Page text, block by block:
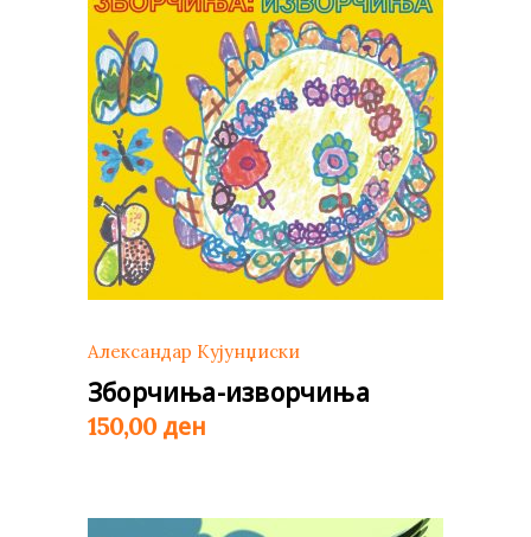
Александар Кујунџиски
Зборчиња-изворчиња
150,00 ден